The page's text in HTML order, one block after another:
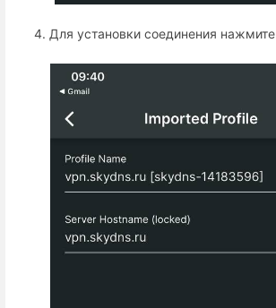
Для установки соединения нажмите